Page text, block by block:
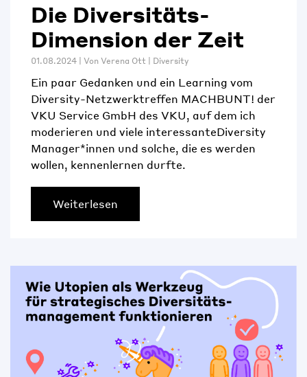
Die Diversitäts-
Dimension der Zeit
01.08.2024 | Von Verena Ott Diversity
Ein paar Gedanken und ein Learning vom
Diversity-Netzwerktreffen MACHBUNT! der
VKU Service GmbH des VKU, auf dem ich
moderieren und viele interessanteDiversity
Manager*innen und solche, die es werden
wollen, kennenlernen durfte.
Weiterlesen